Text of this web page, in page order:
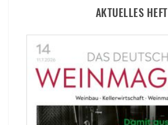
AKTUELLES HEFT